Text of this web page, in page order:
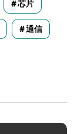
芯片
通信